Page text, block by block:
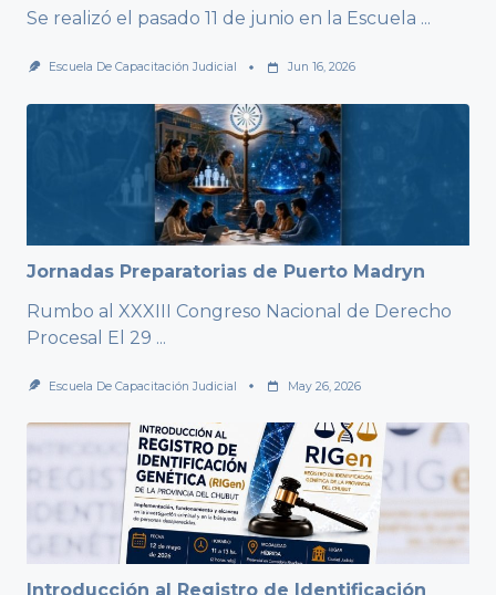
Se realizó el pasado 11 de junio en la Escuela ...
Escuela De Capacitación Judicial Jun 16, 2026
Jornadas Preparatorias de Puerto Madryn
Rumbo al XXXIII Congreso Nacional de Derecho
Procesal El 29 ...
Escuela De Capacitación Judicial May 26, 2026
Introducción al Registro de Identificación